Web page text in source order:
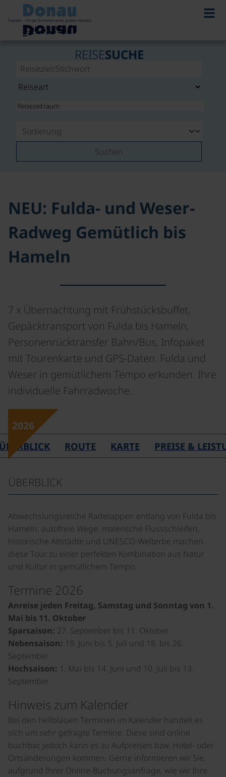
REISESUCHE
Suchen
NEU: Fulda- und Weser-
Radweg Gemütlich bis
Hameln
7 x Übernachtung mit Frühstücksbuffet,
Gepäcktransport von Fulda bis Hameln,
Personenrücktransfer Bahn/Bus, Infopaket
mit Tourenkarte und GPS-Daten. Fulda und
Weser in gemütlichem Tempo erkunden. Ihre
individuelle Fahrradwoche.
2026
ROUTE KARTE PREISE &
ÜBERBLICK
Abwechslungsreiche Radetappen entlang von Fulda bis
Hameln: autofreie Wege, malerische Flussschleifen,
historische Altstädte und UNESCO-Welterbe machen
diese Tour zu einer perfekten Kombination aus Natur
und Kultur in gemütlichem Tempo.
Termine 2026
Anreise jeden Freitag, Samstag und Sonntag von 1.
Mai bis 11. Oktober
Sparsaison: 27. September bis 11. Oktober
Nebensaison: 19. Juni bis 5. Juli und 18. bis 26.
September
Hochsaison: 1. Mai bis 14. Juni und 10. Juli bis 13.
September
Hinweis zum Kalender
Bei den hellblauen Terminen im Kalender handelt es
sich um sehr gefragte Termine. Diese sind online
buchbar, jedoch kann es zu Aufpreisen bzw. Hotel- oder
Ortsänderungen kommen. Gerne informieren wir Sie,
aufgrund Ihrer Online-Buchungsanfrage, wie wir Ihre